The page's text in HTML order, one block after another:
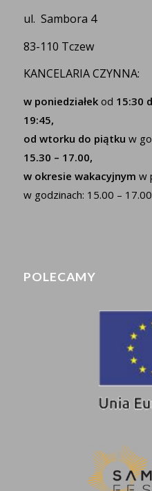
ul. Sambora 4
83-110 Tczew
KANCELARIA CZYNNA:
w poniedziałekod 15:30
19:45,
od wtorku do piątku w
15.30 – 17.00,
w okresie wakacyjnym w
w godzinach: 15.00 –
POLECAMY